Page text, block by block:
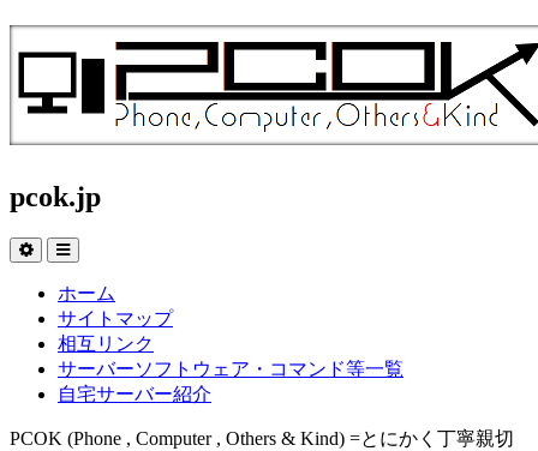
pcok.jp
ホーム
サイトマップ
相互リンク
サーバーソフトウェア・コマンド等一覧
自宅サーバー紹介
PCOK (Phone , Computer , Others & Kind) =とにかく丁寧親切